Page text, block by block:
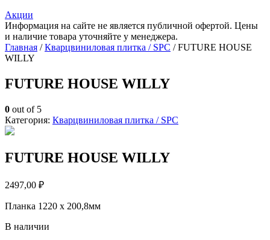
Акции
Информация на сайте не является публичной офертой. Цены
и наличие товара уточняйте у менеджера.
Главная /Кварцвиниловая плитка / SPС / FUTURE HOUSE
WILLY
FUTURE HOUSE WILLY
0 out of 5
Категория: Кварцвиниловая плитка / SPС
FUTURE HOUSE WILLY
2497,00 ₽
Планка 1220 x 200,8мм
В наличии